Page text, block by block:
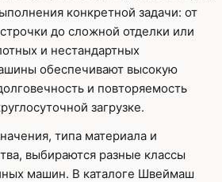
конкретной задачи: от
до сложной отделки или
и нестандартных
обеспечивают высокую
и повторяемость
загрузке.
типа материала и
выбираются разные классы
машин. В каталоге Швеймаш